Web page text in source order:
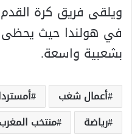
ويلقى فريق كرة
في هولندا حيث يحظى
بشعبية واسعة.
أعمال شغب
رياضة
منتخب المغرب